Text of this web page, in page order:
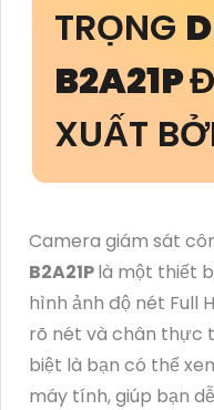
TRỌNG
B2A21P
XUẤT
Camera giám sát
B2A21Plà một thiết
hình ảnh độ nét Full
rõ nét và chân thực
biệt là bạn có thể
máy tính, giúp bạn